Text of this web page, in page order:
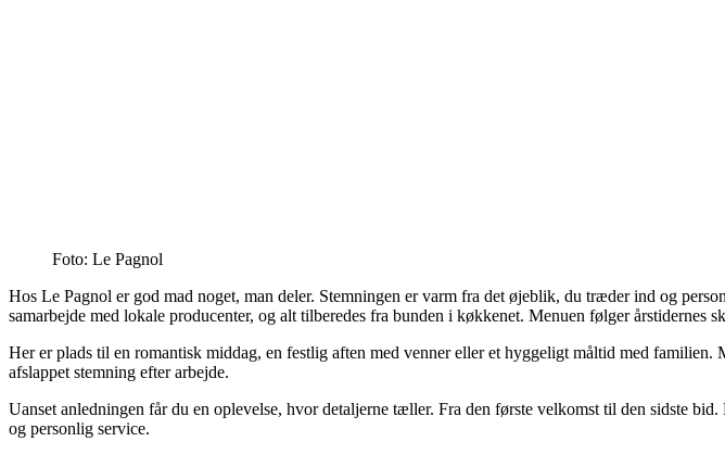
Foto: Le Pagnol
Hos Le Pagnol er god mad noget, man deler. Stemningen er varm fra det øjeblik, du træder ind og
samarbejde med lokale producenter, og alt tilberedes fra bunden i køkkenet. Menuen følger
Her er plads til en romantisk middag, en festlig aften med venner eller et hyggeligt måltid med
afslappet stemning efter arbejde.
Uanset anledningen får du en oplevelse, hvor detaljerne tæller. Fra den første velkomst til den sidste
og personlig service.